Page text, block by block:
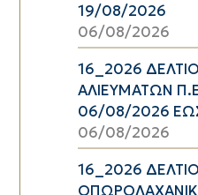
19/08/2026
06/08/2026
16_2026
ΑΛΙΕΥΜΑΤΩΝ
06/08/2026
06/08/2026
16_2026